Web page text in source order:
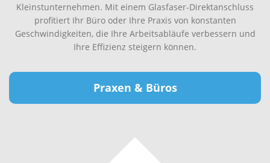
Kleinstunternehmen. Mit einem Glasfaser-Direktanschluss
profitiert Ihr Büro oder Ihre Praxis von konstanten
Geschwindigkeiten, die Ihre Arbeitsabläufe verbessern und
Ihre Effizienz steigern können.
Praxen & Büros